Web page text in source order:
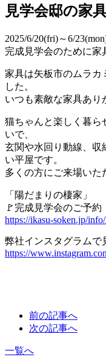
見学会邸の家
2025/6/20(fri)～6/
完成見学会のために家
家具は矢板市のムラカ
した。
いつも素敵な家具あ
猫ちゃんと楽しく暮ら
いで、
玄関や水回り動線、収
い平屋です。
多くの方にご来場いた
「陽だまりの棲家」
🚩完成見学会のご予
https://ikasu-soken.jp/
弊社インスタグラムで
https://
前の記事へ
次の記事へ
一覧へ